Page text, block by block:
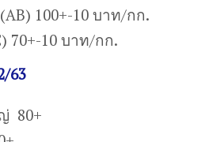
100+-10 บาท/กก.
70+-10 บาท/กก.
63
80+